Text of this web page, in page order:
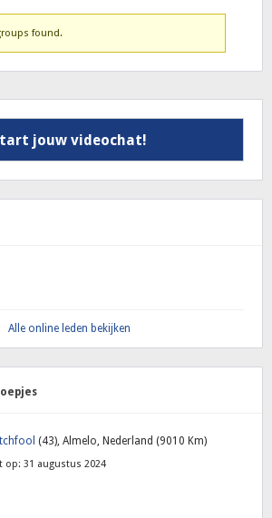
found.
jouw videochat!
Alle online leden bekijken
(43), Almelo, Nederland (9010 Km)
op: 31 augustus 2024